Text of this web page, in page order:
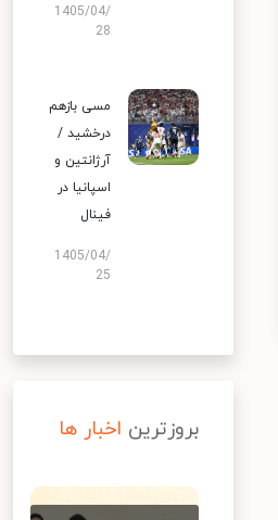
1405/04/
28
مسی بازهم
درخشید /
آرژانتین و
اسپانیا در
فینال
1405/04/
25
بروزترین اخبار ها